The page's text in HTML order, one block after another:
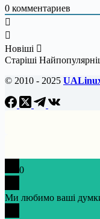
0 комментариев
Новіші
Старіші
© 2010 - 2025
0
Ми любимо ваші